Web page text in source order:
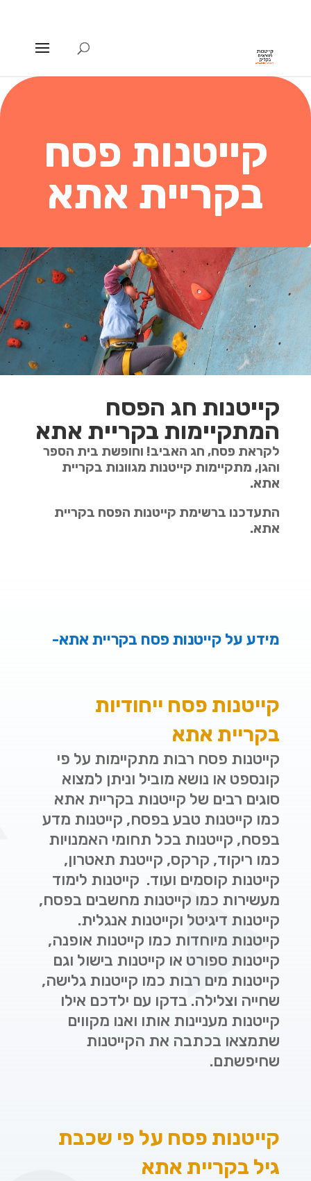
קייטנות פסח
בקריית אתא
קייטנות חג הפסח
המתקיימות בקריית אתא
לקראת פסח, חג האביב! וחופשת בית הספר
והגן, מתקיימות קייטנות מגוונות בקריית
אתא.
התעדכנו ברשימת קייטנות הפסח בקריית
אתא.
מידע על קייטנות פסח בקריית אתא-
קייטנות פסח ייחודיות
בקריית אתא
קייטנות פסח רבות מתקיימות על פי
קונספט או נושא מוביל וניתן למצוא
סוגים רבים של קייטנות בקריית אתא
כמו קייטנות טבע בפסח, קייטנות מדע
בפסח, קייטנות בכל תחומי האמנויות
כמו ריקוד, קרקס, קייטנת תאטרון,
קייטנות קוסמים ועוד. קייטנות לימוד
מעשירות כמו קייטנות מחשבים בפסח,
קייטנות דיגיטל וקייטנות אנגלית.
קייטנות מיוחדות כמו קייטנות אופנה,
קייטנות ספורט או קייטנות בישול וגם
קייטנות מים רבות כמו קייטנות גלישה,
שחייה וצלילה. בדקו עם ילדכם אילו
קייטנות מעניינות אותו ואנו מקווים
שתמצאו בכתבה את הקייטנות
שחיפשתם.
קייטנות פסח על פי שכבת
גיל בקריית אתא